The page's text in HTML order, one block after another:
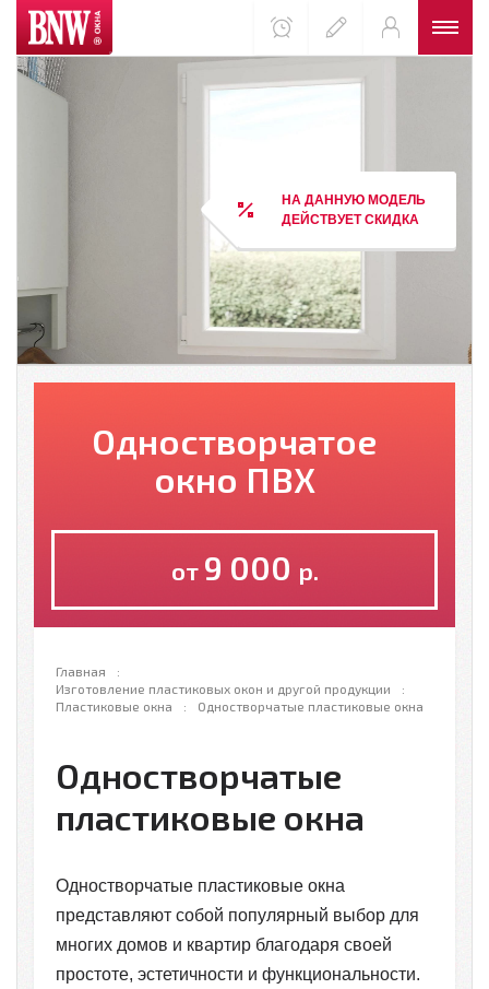
НА ДАННУЮ МОДЕЛЬ
ДЕЙСТВУЕТ СКИДКА
Одностворчатое
окно ПВХ
от 9 000 р.
Главная
Изготовление пластиковых окон и другой продукции
Пластиковые окна
Одностворчатые пластиковые окна
Одностворчатые
пластиковые окна
Одностворчатые пластиковые окна
представляют собой популярный выбор для
многих домов и квартир благодаря своей
простоте, эстетичности и функциональности.